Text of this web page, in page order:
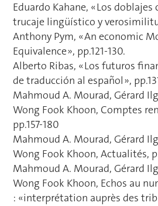
Eduardo Kahane, « Los
trucaje lingüístico y
Anthony Pym, « An economic
Equivalence », pp.121-130.
Alberto Ribas, « Los futuros
de traducción al español »,
Mahmoud A. Mourad, Gérard
Wong Fook Khoon, Comptes
pp.157-180
Mahmoud A. Mourad, Gérard
Wong Fook Khoon, Actualités,
Mahmoud A. Mourad, Gérard
Wong Fook Khoon, Echos au
: «interprétation auprès des